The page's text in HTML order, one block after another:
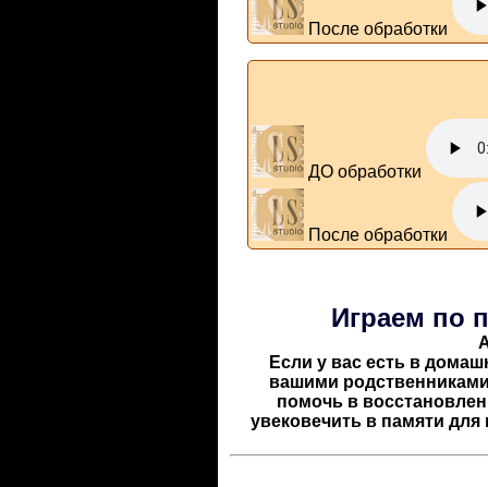
После обработки
ДО обработки
После обработки
Играем по
Если у вас есть в
вашими
помочь в
увековечить в памяти